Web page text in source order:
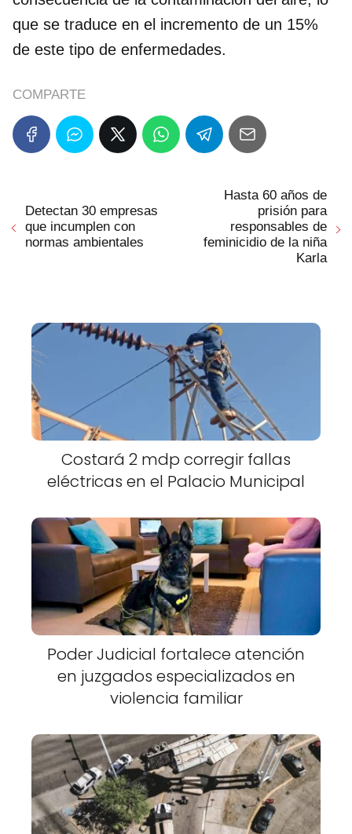
que se traduce en el incremento de un 15%
de este tipo de enfermedades.
COMPARTE
Detectan 30 empresas
que incumplen con
normas ambientales
Hasta 60 años de
prisión para
responsables de
feminicidio de la niña
Karla
Costará 2 mdp corregir fallas
eléctricas en el Palacio Municipal
Poder Judicial fortalece atención
en juzgados especializados en
violencia familiar